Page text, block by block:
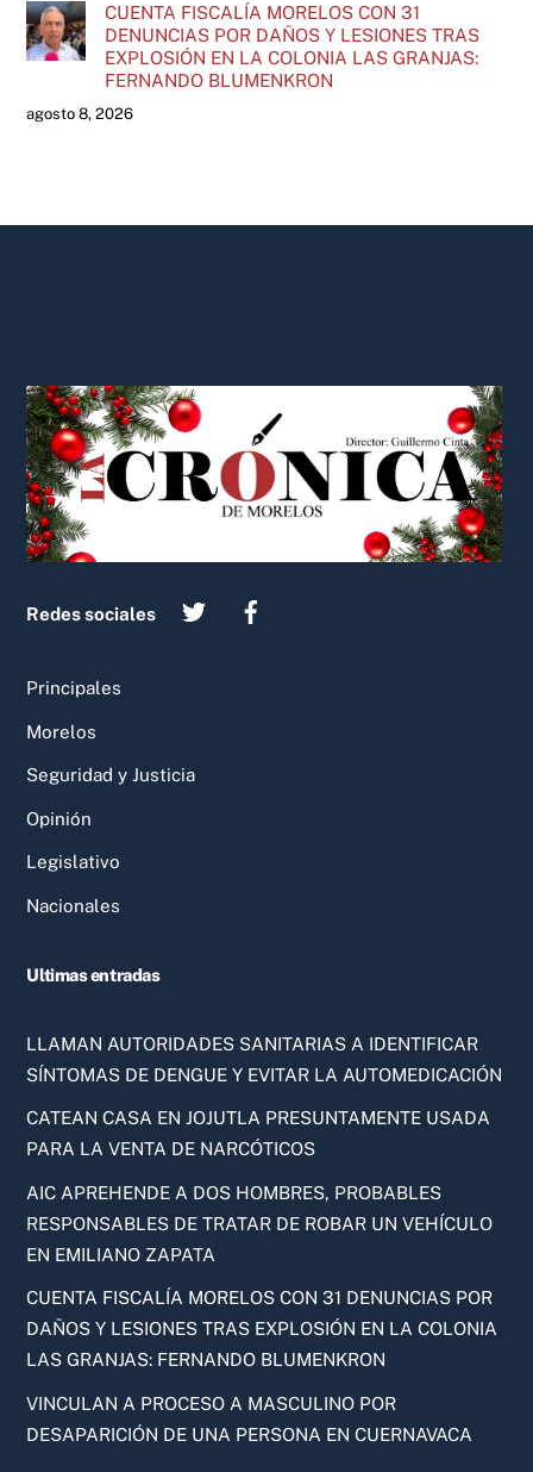
CUENTA FISCALÍA MORELOS CON 31
DENUNCIAS POR DAÑOS Y LESIONES TRAS
EXPLOSIÓN EN LA COLONIA LAS GRANJAS:
FERNANDO BLUMENKRON
agosto 8, 2026
To
Top
Redes sociales
Principales
Morelos
Seguridad y Justicia
Opinión
Legislativo
Nacionales
Ultimas entradas
LLAMAN AUTORIDADES SANITARIAS A IDENTIFICAR
SÍNTOMAS DE DENGUE Y EVITAR LA AUTOMEDICACIÓN
CATEAN CASA EN JOJUTLA PRESUNTAMENTE USADA
PARA LA VENTA DE NARCÓTICOS
AIC APREHENDE A DOS HOMBRES, PROBABLES
RESPONSABLES DE TRATAR DE ROBAR UN VEHÍCULO
EN EMILIANO ZAPATA
CUENTA FISCALÍA MORELOS CON 31 DENUNCIAS POR
DAÑOS Y LESIONES TRAS EXPLOSIÓN EN LA COLONIA
LAS GRANJAS: FERNANDO BLUMENKRON
VINCULAN A PROCESO A MASCULINO POR
DESAPARICIÓN DE UNA PERSONA EN CUERNAVACA